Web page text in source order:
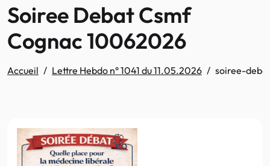
Soiree Debat Csmf
Cognac 10062026
Accueil Lettre Hebdo n° 1041 du 11.05.2026 soiree-